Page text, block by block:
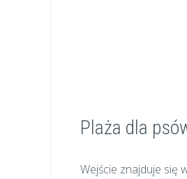
Plaża dla
Wejście znajduje się